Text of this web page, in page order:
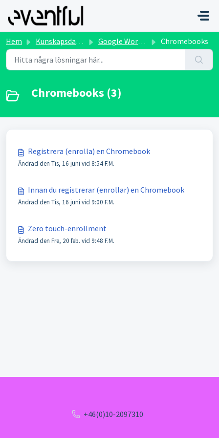
Hoppa över till huvudinnehåll
Hem Kunskapsdatabas Google Workspace for Education Chromebooks
Chromebooks (3)
Registrera (enrolla) en Chromebook
Ändrad den Tis, 16 juni vid 8:54 F.M.
Innan du registrerar (enrollar) en Chromebook
Ändrad den Tis, 16 juni vid 9:00 F.M.
Zero touch-enrollment
Ändrad den Fre, 20 feb. vid 9:48 F.M.
+46(0)10-2097310